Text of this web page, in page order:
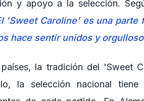
y apoyo a la selección.
'Sweet Caroline' es una parte
hace sentir unidos y
la tradición del 'Sweet
la selección nacional